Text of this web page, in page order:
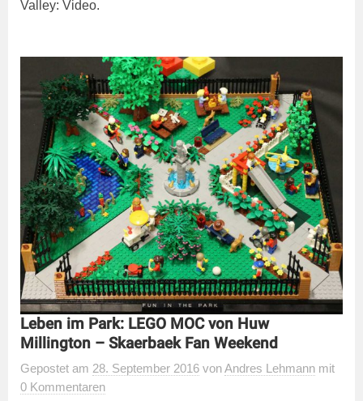
Valley: Video.
Leben im Park: LEGO MOC von Huw
Millington – Skaerbaek Fan Weekend
Gepostet am 28. September 2016 vonAndres Lehmann mit
0 Kommentaren